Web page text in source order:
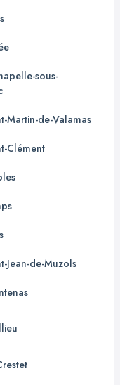
sous-
Martin-de-Valamas
Clément
Jean-de-Muzols